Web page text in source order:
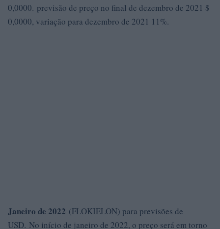
0,0000. previsão de preço no final de dezembro de 2021 $
0,0000, variação para dezembro de 2021 11%.
Janeiro de 2022 (FLOKIELON) para previsões de
USD. No início de janeiro de 2022, o preço será em torno